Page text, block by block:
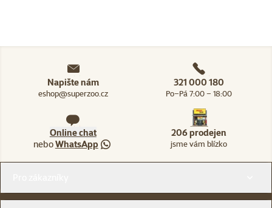
Napište nám
eshop@superzoo.cz
321 000 180
Po–Pá 7:00 – 18:00
Online chat
neboWhatsApp
206 prodejen
jsme vám blízko